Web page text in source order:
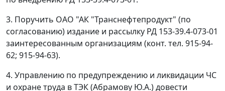
3. Поручить ОАО "АК "Транснефтепродукт" (по
согласованию) издание и рассылку РД 153-39.4-073-01
заинтересованным организациям (конт. тел. 915-94-
62; 915-94-63).
4. Управлению по предупреждению и ликвидации ЧС
и охране труда в ТЭК (Абрамову Ю.А.) довести